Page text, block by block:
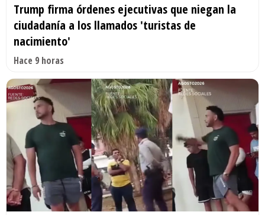
Trump firma órdenes ejecutivas que niegan la
ciudadanía a los llamados 'turistas de
nacimiento'
Hace 9 horas